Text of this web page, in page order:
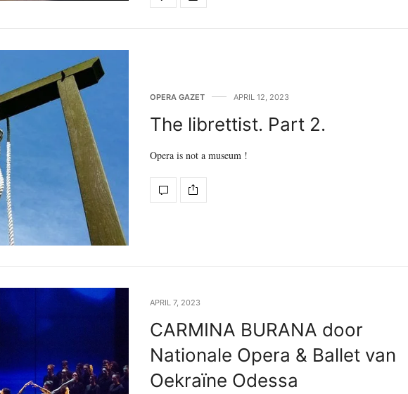
OPERA GAZET APRIL 12, 2023
The librettist. Part 2.
Opera is not a museum !
APRIL 7, 2023
CARMINA BURANA door
Nationale Opera & Ballet van
Oekraïne Odessa